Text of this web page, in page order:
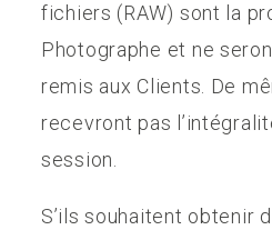
fichiers (RAW) sont la
Photographe et ne
remis aux Clients. De
recevront pas
session.
S’ils souhaitent obtenir